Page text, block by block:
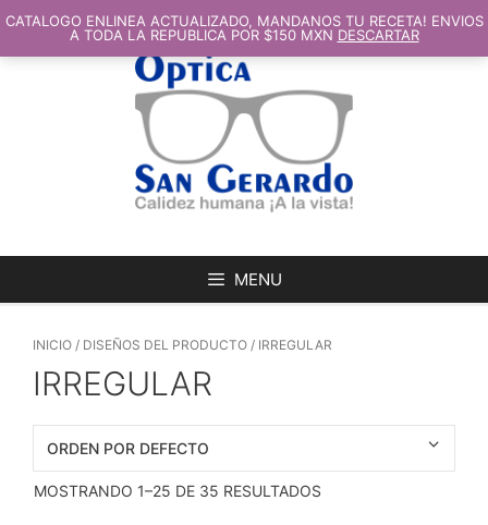
AL
CONTENIDO
MENU
INICIO / DISEÑOS DEL PRODUCTO / IRREGULAR
IRREGULAR
MOSTRANDO 1–25 DE 35 RESULTADOS
CATALOGO ENLINEA ACTUALIZADO, MANDANOS TU RECETA! ENVIOS
A TODA LA REPUBLICA POR $150 MXN DESCARTAR